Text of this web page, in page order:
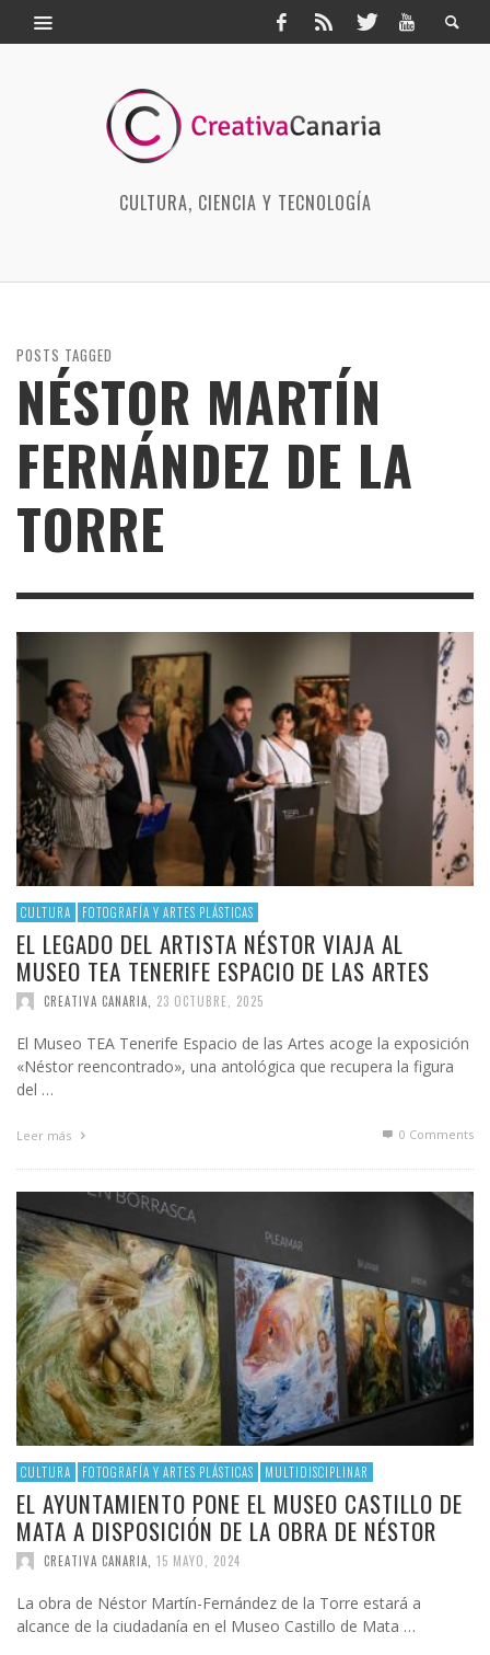
CULTURA, CIENCIA Y TECNOLOGÍA
POSTS TAGGED
NÉSTOR MARTÍN
FERNÁNDEZ DE LA
TORRE
CULTURA FOTOGRAFÍA Y ARTES PLÁSTICAS
EL LEGADO DEL ARTISTA NÉSTOR VIAJA AL
MUSEO TEA TENERIFE ESPACIO DE LAS ARTES
CREATIVA CANARIA 23 OCTUBRE, 2025
El Museo TEA Tenerife Espacio de las Artes acoge la exposición
«Néstor reencontrado», una antológica que recupera la figura
del …
Leer más 0 Comments
CULTURA FOTOGRAFÍA Y ARTES PLÁSTICAS MULTIDISCIPLINAR
EL AYUNTAMIENTO PONE EL MUSEO CASTILLO DE
MATA A DISPOSICIÓN DE LA OBRA DE NÉSTOR
CREATIVA CANARIA 15 MAYO, 2024
La obra de Néstor Martín-Fernández de la Torre estará a
alcance de la ciudadanía en el Museo Castillo de Mata …